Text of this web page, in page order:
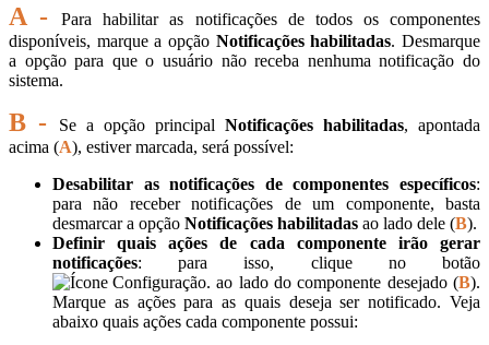
A -Para habilitar as notificações de todos os componentes
disponíveis, marque a opção Notificações habilitadas. Desmarque
a opção para que o usuário não receba nenhuma notificação do
sistema.
B - Se a opção principal Notificações habilitadas, apontada
acima (A), estiver marcada, será possível:
Desabilitar as notificações de componentes específicos:
para não receber notificações de um componente, basta
desmarcar a opção Notificações habilitadas ao lado dele (B).
Definir quais ações de cada componente irão gerar
notificações: para isso, clique no botão
ao lado do componente desejado (B).
Marque as ações para as quais deseja ser notificado. Veja
abaixo quais ações cada componente possui: